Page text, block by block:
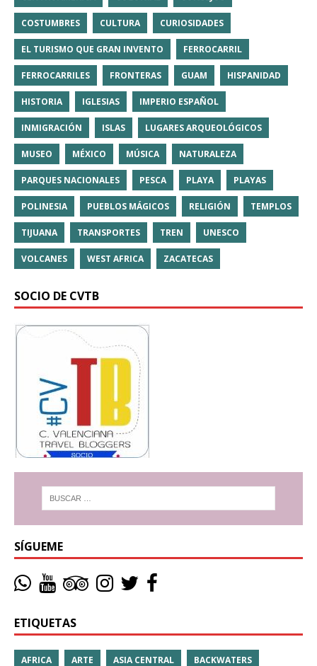
COSTUMBRES CULTURA CURIOSIDADES
EL TURISMO QUE GRAN INVENTO FERROCARRIL
FERROCARRILES FRONTERAS GUAM HISPANIDAD
HISTORIA IGLESIAS IMPERIO ESPAÑOL
INMIGRACIÓN ISLAS LUGARES ARQUEOLÓGICOS
MUSEO MÉXICO MÚSICA NATURALEZA
PARQUES NACIONALES PESCA PLAYA PLAYAS
POLINESIA PUEBLOS MÁGICOS RELIGIÓN TEMPLOS
TIJUANA TRANSPORTES TREN UNESCO
VOLCANES WEST AFRICA ZACATECAS
SOCIO DE CVTB
SÍGUEME
ETIQUETAS
AFRICA ARTE ASIA CENTRAL BACKWATERS